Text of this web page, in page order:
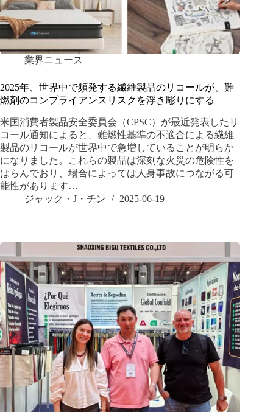
業界ニュース
2025年、世界中で頻発する繊維製品のリコールが、難
燃剤のコンプライアンスリスクを浮き彫りにする
米国消費者製品安全委員会（CPSC）が最近発表したリ
コール通知によると、難燃性基準の不適合による繊維
製品のリコールが世界中で急増していることが明らか
になりました。これらの製品は深刻な火災の危険性を
はらんでおり、場合によっては人身事故につながる可
能性があります…
ジャック・J・チン
2025-06-19